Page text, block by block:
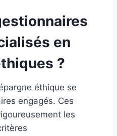
en
?
éthique se
engagés. Ces
les